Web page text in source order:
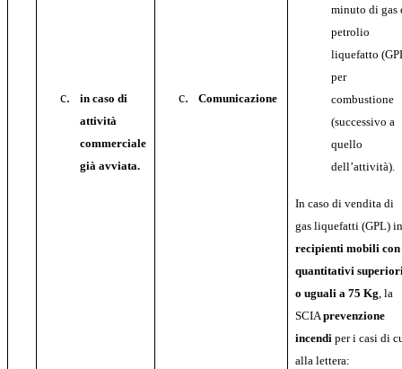
minuto di gas
petrolio
liquefatto
per
combustione
(successivo a
quello
dell’attività).
In caso di vendita di
gas liquefatti (GPL)
recipienti mobili con
quantitativi
o uguali a 75 Kg , la
SCIAprevenzione
incendi per i casi di
alla lettera:
in caso di
attività
commerciale
già avviata.
Comunicazione